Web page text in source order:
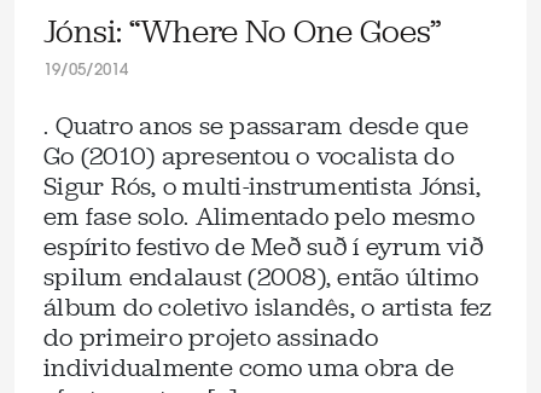
Jónsi: “Where No One Goes”
19/05/2014
. Quatro anos se passaram desde que
Go (2010) apresentou o vocalista do
Sigur Rós, o multi-instrumentista Jónsi,
em fase solo. Alimentado pelo mesmo
espírito festivo de Með suð í eyrum við
spilum endalaust (2008), então último
álbum do coletivo islandês, o artista fez
do primeiro projeto assinado
individualmente como uma obra de